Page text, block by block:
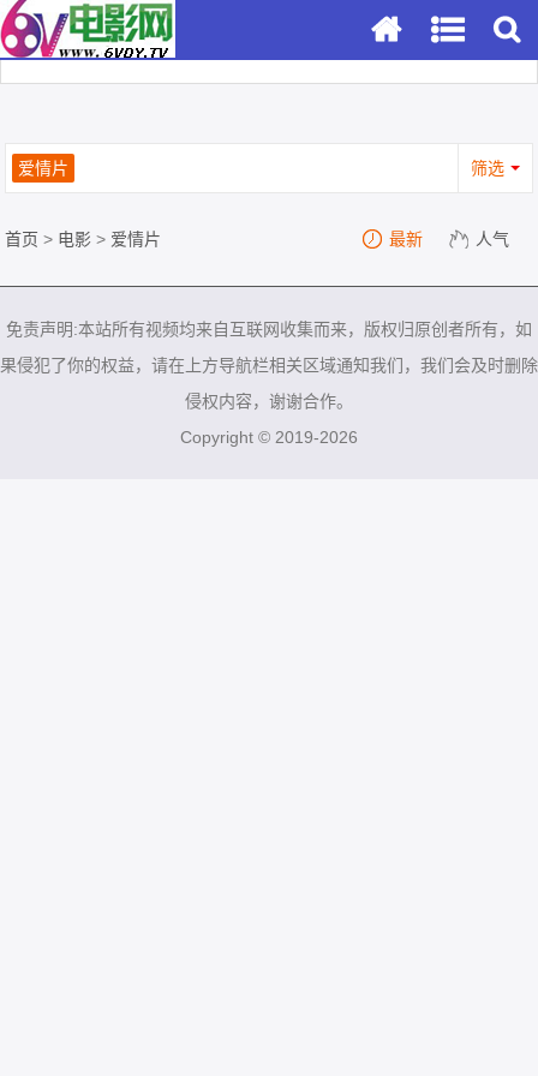
爱情片 筛选
首页 > 电影 > 爱情片 最新 人气
免责声明:本站所有视频均来自互联网收集而来，版权归原创者所有，如
果侵犯了你的权益，请在上方导航栏相关区域通知我们，我们会及时删除
侵权内容，谢谢合作。
Copyright © 2019-2026